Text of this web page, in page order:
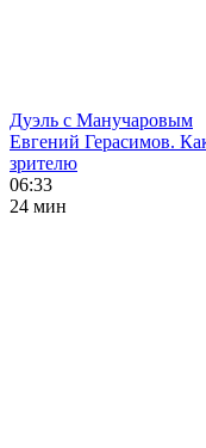
Дуэль с Манучаровым
Евгений Герасимов.
зрителю
06:33
24 мин